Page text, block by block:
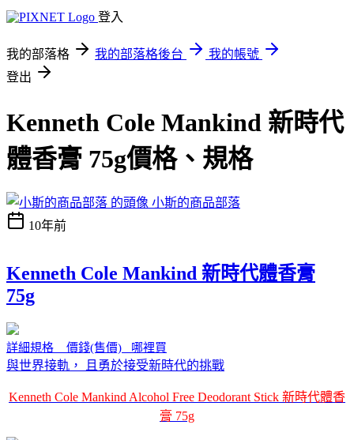
登入
我的部落格 我的部落格後台
我的帳號
登出
Kenneth Cole Mankind 新時代
體香膏 75g價格、規格
小斯的商品部落
10年前
Kenneth Cole Mankind 新時代體香膏
75g
詳細規格 價錢(售價) 哪裡買
與世界接軌， 且勇於接受新時代的挑戰
Kenneth Cole Mankind Alcohol Free Deodorant Stick 新時代體香
膏 75g